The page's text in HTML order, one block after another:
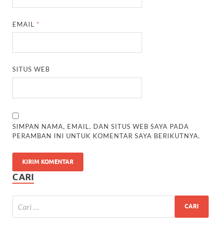
EMAIL *
SITUS WEB
SIMPAN NAMA, EMAIL, DAN SITUS WEB SAYA PADA
PERAMBAN INI UNTUK KOMENTAR SAYA BERIKUTNYA.
CARI